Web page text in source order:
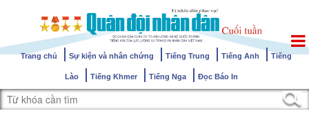
Trang chủ Sự kiện và nhân chứng Tiếng Trung Tiếng Anh Tiếng
Lào Tiếng Khmer Tiếng Nga Đọc Báo In